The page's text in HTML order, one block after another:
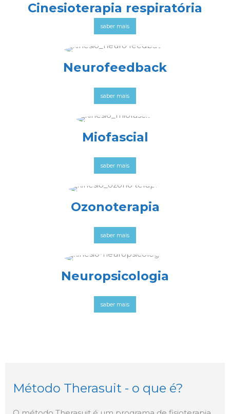
Cinesioterapia respiratória
saber mais
Neurofeedback
saber mais
Miofascial
saber mais
Ozonoterapia
saber mais
Neuropsicologia
saber mais
Método Therasuit - o que é?